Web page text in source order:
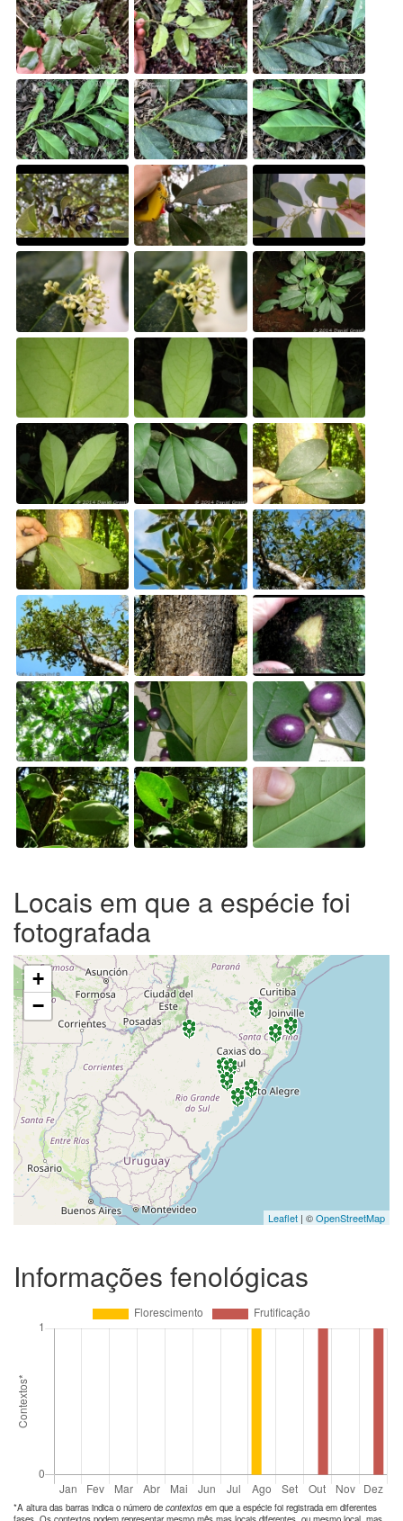
Locais em que a espécie foi
fotografada
+
−
Leaflet | ©OpenStreetMap
Informações fenológicas
*A altura das barras indica o número de contextos em que a espécie foi registrada em diferentes